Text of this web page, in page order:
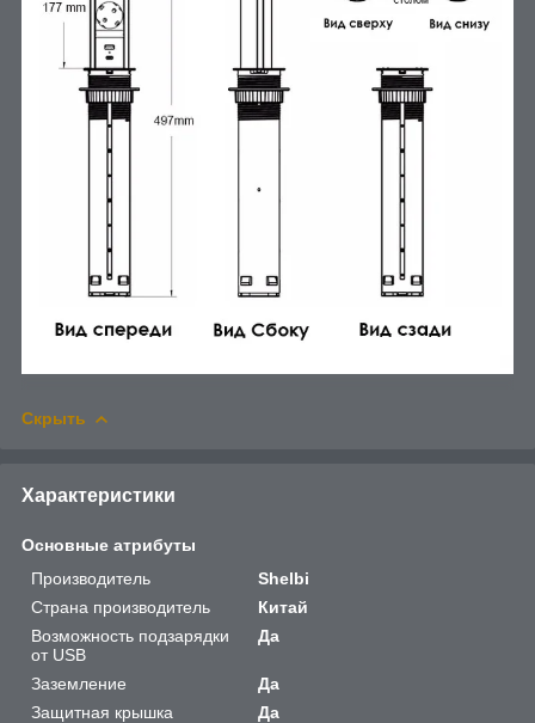
Скрыть
Характеристики
Основные атрибуты
Производитель
Shelbi
Страна производитель
Китай
Возможность подзарядки
от USB
Да
Заземление
Да
Защитная крышка
Да